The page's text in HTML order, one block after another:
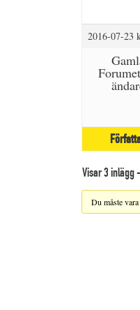
2016-07-23
Visar 3 inlägg
Du måste